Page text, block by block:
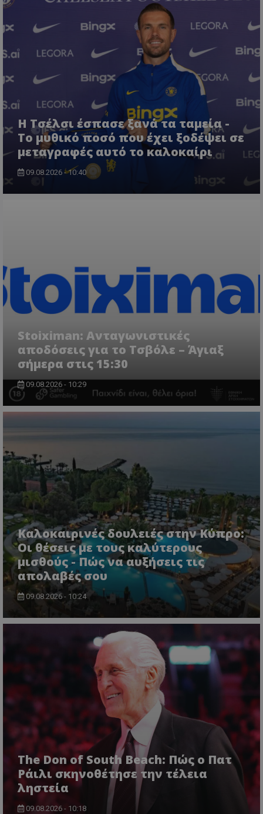
Η Τσέλσι έσπασε ξανά τα ταμεία -
Το μυθικό ποσό που έχει ξοδέψει σε
μεταγραφές αυτό το καλοκαίρι
09.08.2026 - 10:40
Stoiximan: Ανταγωνιστικές
αποδόσεις για το Τσβόλε – Άγιαξ
σήμερα στις 15:30
09.08.2026 - 10:29
Καλοκαιρινές δουλειές στην Κύπρο:
Οι θέσεις με τους καλύτερους
μισθούς - Πώς να αυξήσεις τις
απολαβές σου
09.08.2026 - 10:24
The Don of South Beach: Πώς ο Πατ
Ράιλι σκηνοθέτησε την τέλεια
ληστεία
09.08.2026 - 10:18